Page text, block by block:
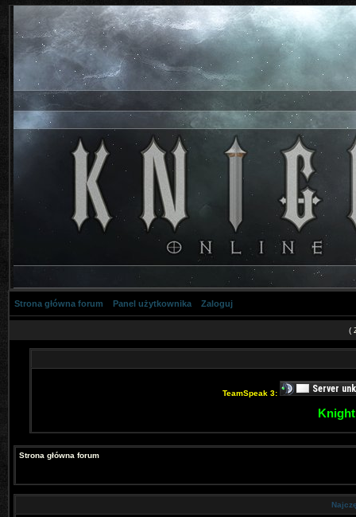
Strona główna forum Panel użytkownika Zaloguj
(
TeamSpeak 3:
Strona główna forum